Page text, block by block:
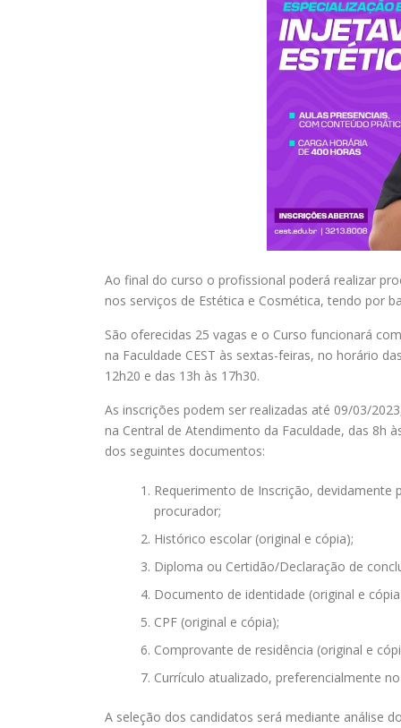
Ao final do curso o profissional poderá realizar
nos serviços de Estética e Cosmética, tendo por
São oferecidas 25 vagas e o Curso funcionará
na Faculdade CEST às sextas-feiras, no horário
12h20 e das 13h às 17h30.
As inscrições podem ser realizadas até 09/03/
na Central de Atendimento da Faculdade, das 8h
dos seguintes documentos:
Requerimento de Inscrição,
procurador;
Histórico escolar (original e cópia);
Diploma ou Certidão/Declaração de
Documento de identidade (original e
CPF (original e cópia);
Comprovante de residência (original e
Currículo atualizado, preferencialmente
A seleção dos candidatos será mediante análise